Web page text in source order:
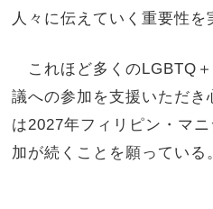
人々に伝えていく重要性を
これほど多くのLGBTQ
議への参加を支援いただき
は2027年フィリピン・マ
加が続くことを願っている